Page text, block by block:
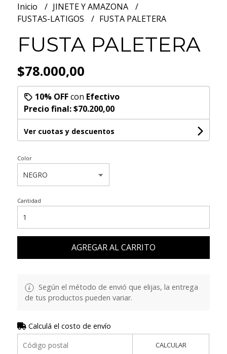
Inicio
JINETE Y AMAZONA
FUSTAS-LATIGOS
FUSTA PALETERA
FUSTA PALETERA
$78.000,00
10% OFFcon Efectivo
Precio final:$70.200,00
Ver cuotas y descuentos
Color
Cantidad
AGREGAR AL CARRITO
Según el método de envió que elijas, la entrega
de tus productos pueden variar.
Calculá el costo de envío
CALCULAR